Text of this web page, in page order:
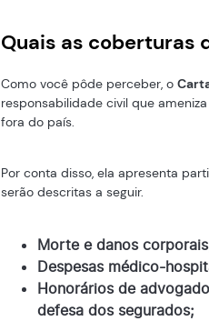
Quais as coberturas
Como você pôde perceber, o
responsabilidade civil que
fora do país.
Por conta disso, ela apresenta
serão descritas a seguir.
Morte e danos
Despesas médico-
Honorários de
defesa dos segurados;